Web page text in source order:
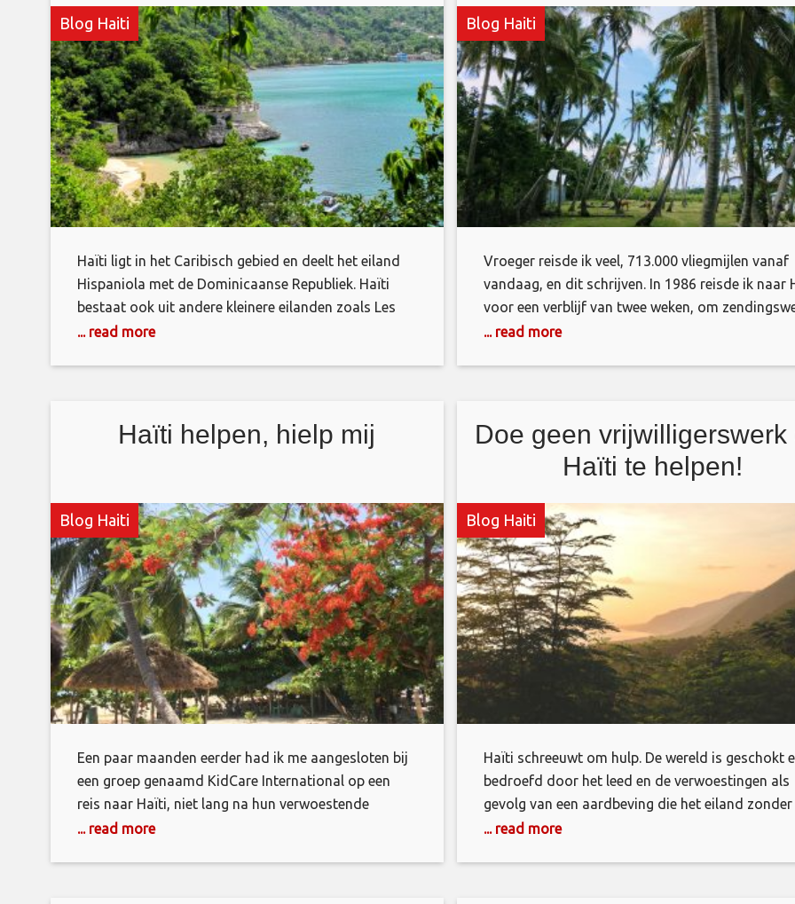
Blog Haiti
Haïti ligt in het Caribisch gebied en deelt het eiland
Hispaniola met de Dominicaanse Republiek. Haïti
bestaat ook uit andere kleinere eilanden zoals Les
Cayemites, Ile de Anacaona, La Gonave, La Tourtue
... read more
Blog Haiti
Vroeger reisde ik veel, 713.000 vliegmijlen vanaf
vandaag, en dit schrijven. In 1986 reisde ik naar
voor een verblijf van twee weken, om
te doen in de bergen; dus ik weet echt niet hoe
... read more
Haïti helpen, hielp mij
Blog Haiti
Een paar maanden eerder had ik me aangesloten bij
een groep genaamd KidCare International op een
reis naar Haïti, niet lang na hun verwoestende
aardbeving. Ik bevond me in een afgelegen dorp
... read more
Doe geen vrijwilligerswerk
Haïti te helpen!
Blog Haiti
Haïti schreeuwt om hulp. De wereld is geschokt
bedroefd door het leed en de verwoestingen als
gevolg van een aardbeving die het eiland zonder
genade heeft getroffen. Regeringen en gewone
... read more